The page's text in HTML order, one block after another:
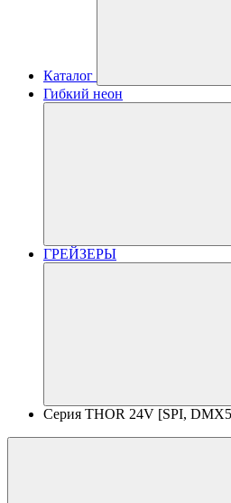
Каталог
Гибкий неон
ГРЕЙЗЕРЫ
Серия THOR 24V [SPI,